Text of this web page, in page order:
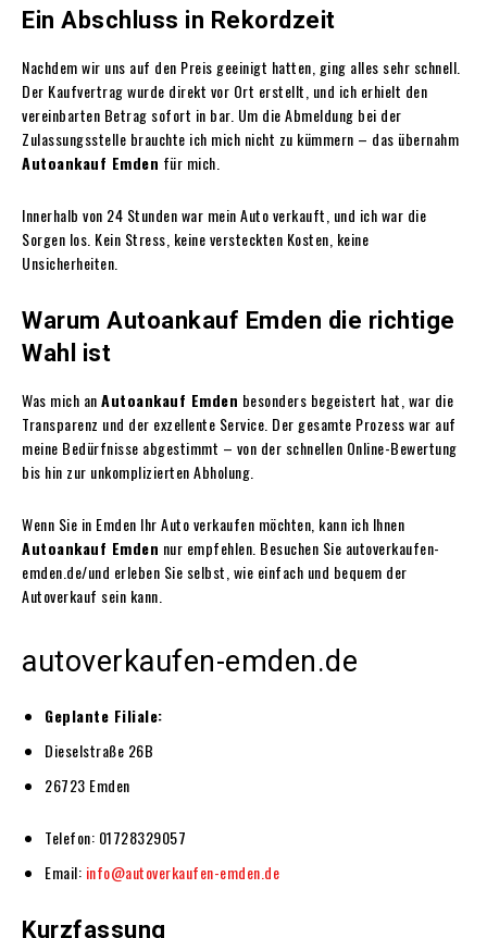
Ein Abschluss in Rekordzeit
Nachdem wir uns auf den Preis geeinigt hatten, ging alles sehr schnell.
Der Kaufvertrag wurde direkt vor Ort erstellt, und ich erhielt den
vereinbarten Betrag sofort in bar. Um die Abmeldung bei der
Zulassungsstelle brauchte ich mich nicht zu kümmern – das übernahm
Autoankauf Emden für mich.
Innerhalb von 24 Stunden war mein Auto verkauft, und ich war die
Sorgen los. Kein Stress, keine versteckten Kosten, keine
Unsicherheiten.
Warum Autoankauf Emden die richtige
Wahl ist
Was mich anAutoankauf Emden besonders begeistert hat, war die
Transparenz und der exzellente Service. Der gesamte Prozess war auf
meine Bedürfnisse abgestimmt – von der schnellen Online-Bewertung
bis hin zur unkomplizierten Abholung.
Wenn Sie in Emden Ihr Auto verkaufen möchten, kann ich Ihnen
Autoankauf Emden nur empfehlen. Besuchen Sie autoverkaufen-
emden.de/und erleben Sie selbst, wie einfach und bequem der
Autoverkauf sein kann.
autoverkaufen-emden.de
Geplante Filiale:
Dieselstraße 26B
26723 Emden
Telefon: 01728329057
Email: info@autoverkaufen-emden.de
Kurzfassung